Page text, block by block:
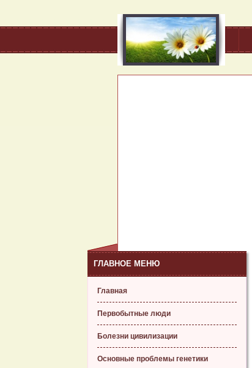
ГЛАВНОЕ МЕНЮ
Главная
Первобытные люди
Болезни цивилизации
Основные проблемы генетики